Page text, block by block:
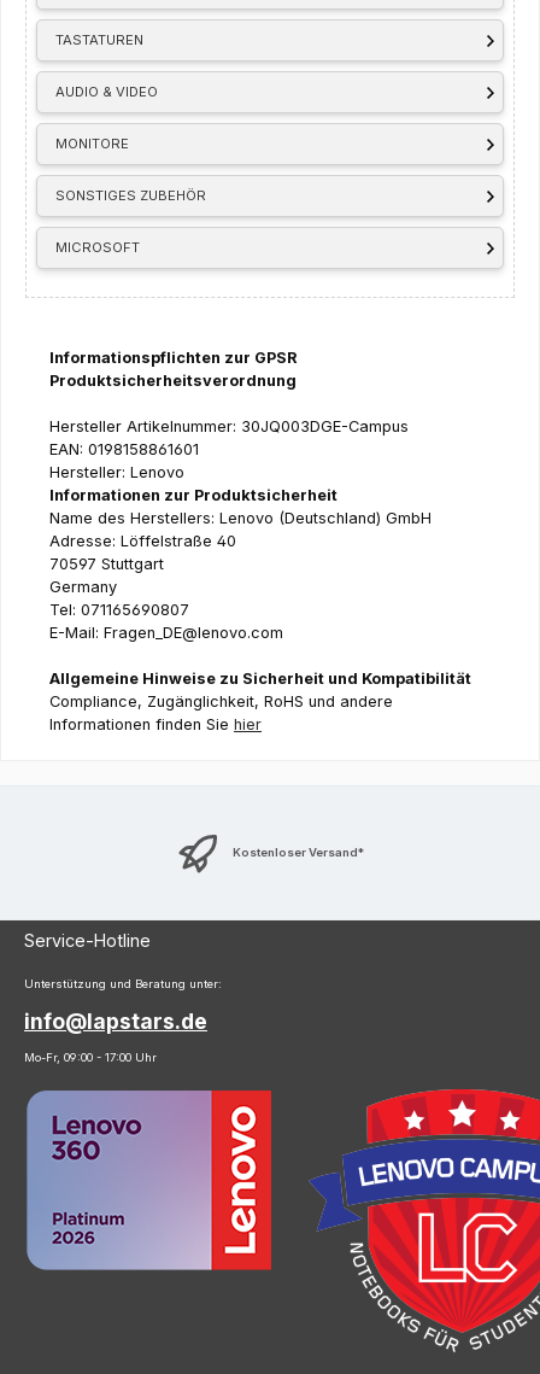
TASTATUREN
AUDIO & VIDEO
MONITORE
SONSTIGES ZUBEHÖR
MICROSOFT
Informationspflichten zur GPSR
Produktsicherheitsverordnung
Hersteller Artikelnummer: 30JQ003DGE-Campus
EAN: 0198158861601
Hersteller: Lenovo
Informationen zur Produktsicherheit
Name des Herstellers: Lenovo (Deutschland) GmbH
Adresse: Löffelstraße 40
70597 Stuttgart
Germany
Tel: 071165690807
E-Mail: Fragen_DE@lenovo.com
Allgemeine Hinweise zu Sicherheit und Kompatibilität
Compliance, Zugänglichkeit, RoHS und andere
Informationen finden Sie hier
Kostenloser Versand*
Service-Hotline
Unterstützung und Beratung unter:
info@lapstars.de
Mo-Fr, 09:00 - 17:00 Uhr